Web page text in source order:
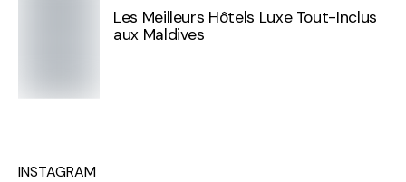
Les Meilleurs Hôtels Luxe Tout-Inclus
aux Maldives
INSTAGRAM